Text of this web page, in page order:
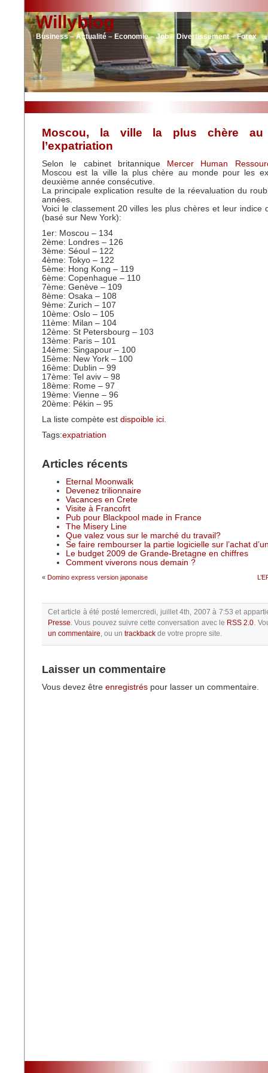
Willyblog
Business – Actualité – Economie – Job – Divertissement – Forex
Moscou, la ville la plus chère au
l’expatriation
Selon le cabinet britannique
Mercer Human
Moscou est la ville la plus chère au monde pour les
deuxième année consécutive.
La principale explication resulte de la réevaluation du
années.
Voici le classement 20 villes les plus chères et leur indice
(basé sur New York):
1er: Moscou – 134
2ème: Londres – 126
3ème: Séoul – 122
4ème: Tokyo – 122
5ème: Hong Kong – 119
6ème: Copenhague – 110
7ème: Genève – 109
8ème: Osaka – 108
9ème: Zurich – 107
10ème: Oslo – 105
11ème: Milan – 104
12ème: St Petersbourg – 103
13ème: Paris – 101
14ème: Singapour – 100
15ème: New York – 100
16ème: Dublin – 99
17ème: Tel aviv – 98
18ème: Rome – 97
19ème: Vienne – 96
20ème: Pékin – 95
La liste compète est dispoible ici.
Tags:expatriation
Articles récents
Eternal Moonwalk
Devenez trilionnaire
Vacances en Crete
Visite à Francofrt
Pub pour Blackpool made in France
The Misery Line
Que valez vous sur le marché du travail?
Se faire rembourser la partie logicielle sur l’achat
Le budget 2009 de Grande-Bretagne en chiffres
Comment viverons nous demain ?
« Domino express version japonaise
Cet article à été posté lemercredi, juillet 4th, 2007 à 7:53et
Presse.Vous pouvez suivre cette conversation avec le RSS 2.0.
un commentaire, ou un trackback de votre propre site.
Laisser un commentaire
Vous devez être enregistrés pour lasser un commentaire.